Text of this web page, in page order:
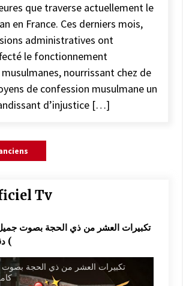
que traverse actuellement le
en France. Ces derniers mois,
administratives ont
le fonctionnement
nourrissant chez de
de confession musulmane un
d’injustice […]
Tv
تكبيرات العشر من ذي الحجة بصوت
)
تكبيرات العشر من ذي الحجة